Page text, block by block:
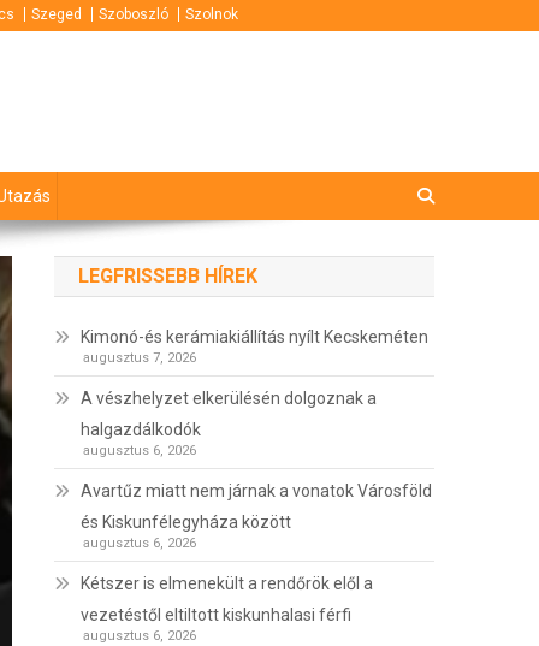
Szeged Szoboszló Szolnok
LEGFRISSEBB HÍREK
Kimonó-és kerámiakiállítás nyílt Kecskeméten
augusztus 7, 2026
A vészhelyzet elkerülésén dolgoznak a
halgazdálkodók
augusztus 6, 2026
Avartűz miatt nem járnak a vonatok Városföld
és Kiskunfélegyháza között
augusztus 6, 2026
Kétszer is elmenekült a rendőrök elől a
vezetéstől eltiltott kiskunhalasi férfi
augusztus 6, 2026